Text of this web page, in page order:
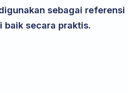
sebagai referensi
baik secara praktis.